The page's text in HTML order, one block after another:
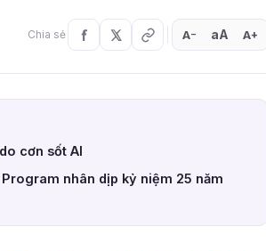
Chia sẻ A− aA A+
cơn sốt AI
nhân dịp kỷ niệm 25 năm